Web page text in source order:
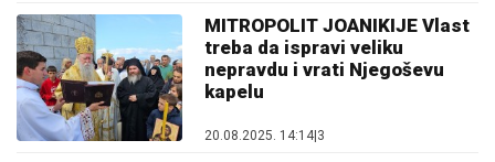
MITROPOLIT JOANIKIJE Vlast
treba da ispravi veliku
nepravdu i vrati Njegoševu
kapelu
20.08.2025. 14:14|3